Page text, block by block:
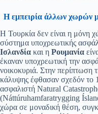
Η εμπειρία άλλων χωρών
Η Τουρκία δεν είναι η μόνη
σύστημα υποχρεωτικής
Ισλανδία και η Ρουμανία
έκαναν υποχρεωτική την
νοικοκυριά. Στην περίπτωση
κάλυψης έφθασαν σχεδόν το
ασφαλιστή Natural
(Náttúruhamfaratrygging
χώρα σε μοναδική θέση,